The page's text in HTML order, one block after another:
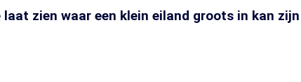
laat zien waar een klein eiland groots in kan zijn